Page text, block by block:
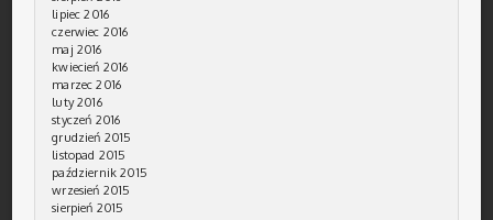
lipiec 2016
czerwiec 2016
maj 2016
kwiecień 2016
marzec 2016
luty 2016
styczeń 2016
grudzień 2015
listopad 2015
październik 2015
wrzesień 2015
sierpień 2015